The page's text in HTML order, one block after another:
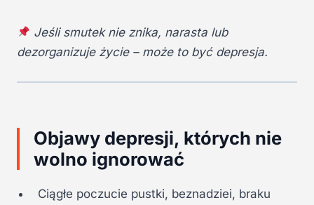
Jeśli smutek nie znika, narasta lub
dezorganizuje życie – może to być depresja.
Objawy depresji, których nie
wolno ignorować
Ciągłe poczucie pustki, beznadziei, braku